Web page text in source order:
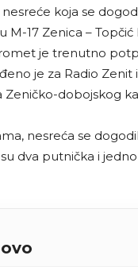
koja se
17 Zenica – Topčić
je trenutno
je za Radio Zenit
Zeničko-dobojskog
nesreća se
dva putnička i